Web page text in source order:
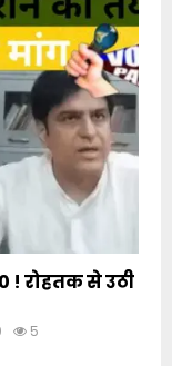
! रोहतक से उठी
5